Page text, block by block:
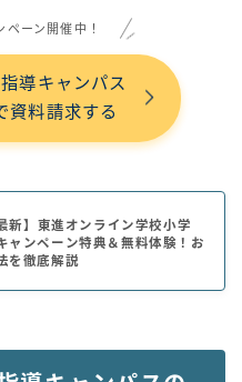
ーン開催中！
導キャンパス
資料請求する
新】東進オンライン学校小学
ャンペーン特典＆無料体験！お
を徹底解説